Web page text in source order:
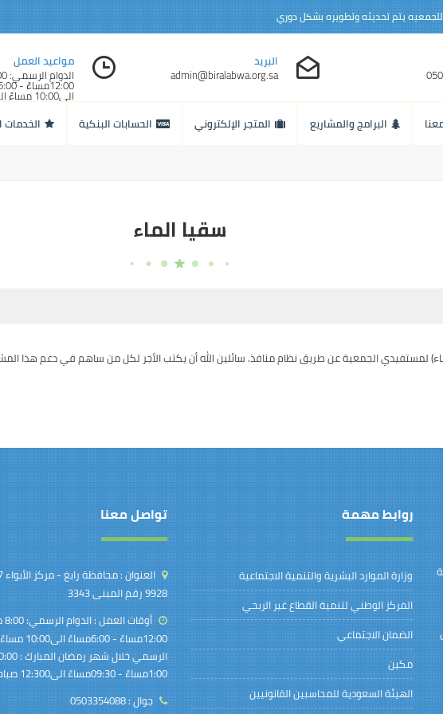
للجمعيه يتم تحديثه وتطويره بشكل دوري
البريد
admin@biralabwa.org.sa
مواعيد العمل
الى10:00
الرسمي خلال
البرامج والمشاريع المتجر الإلكتروني الحسابات البنكية الخدمات
سقيا الماء
لمستفيدي الجمعية عن طريق نظام منافذ. سائلين الله أن يكتب الأجر لكل من ساهم في دعم هذا
روابط مهمة
وزارة الموارد البشرية والتنمية الاجتماعية
المركز الوطني لتنمية القطاع غير الربحي
الضمان الاجتماعي
مكين
الهيئة السعودية للمحاسبين القانونيين
تواصل معنا
العنوان :
9928 رقم المبنى 3343
أوقات العمل :
12:00مساءً -
1:00مساءً - 09:30مساءً الى12:300 صباحاً
جوال :0503354088